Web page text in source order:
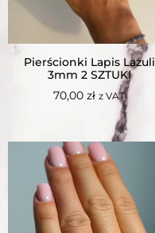
Pierścionki Lapis Lazuli
3mm 2 SZTUKI
70,00 zł z VAT